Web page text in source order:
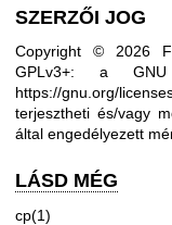
SZERZŐI JOG
Copyright © 2026
GPLv3+: a
https://gnu.org/
terjesztheti és/vagy
által engedélyezett
LÁSD MÉG
cp(1)